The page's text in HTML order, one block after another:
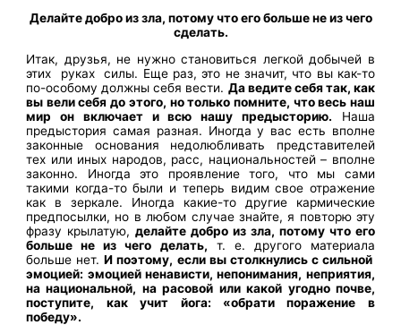
Делайте добро из зла, потому что его больше не из чего
сделать.
Итак, друзья, не нужно становиться легкой добычей в
этих руках силы. Еще раз, это не значит, что вы как-то
по-особому должны себя вести. Да ведите себя так, как
вы вели себя до этого, но только помните, что весь наш
мир он включает и всю нашу предысторию. Наша
предыстория самая разная. Иногда у вас есть вполне
законные основания недолюбливать представителей
тех или иных народов, расс, национальностей – вполне
законно. Иногда это проявление того, что мы сами
такими когда-то были и теперь видим свое отражение
как в зеркале. Иногда какие-то другие кармические
предпосылки, но в любом случае знайте, я повторю эту
фразу крылатую,делайте добро из зла, потому что его
больше не из чего делать, т. е. другого материала
больше нет.И поэтому, если вы столкнулись с сильной
эмоцией: эмоцией ненависти, непонимания, неприятия,
на национальной, на расовой или какой угодно почве,
поступите, как учит йога: «обрати поражение в
победу».